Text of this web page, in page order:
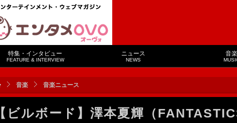
特集・インタビュー
FEATURE & INTERVIEW
ニュース
NEWS
音楽
音楽 音楽ニュース
【ビルボード】澤本夏輝（